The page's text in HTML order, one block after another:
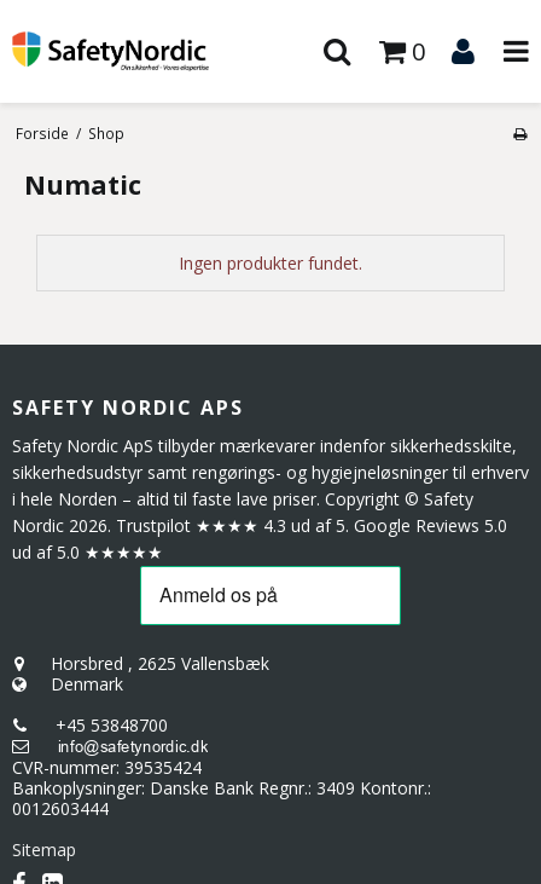
0
Forside / Shop
Numatic
Ingen produkter fundet.
SAFETY NORDIC APS
Safety Nordic ApS tilbyder mærkevarer indenfor sikkerhedsskilte,
sikkerhedsudstyr samt rengørings- og hygiejneløsninger til erhverv
i hele Norden – altid til faste lave priser. Copyright © Safety
Nordic 2026. Trustpilot ★★★★ 4.3 ud af 5. Google Reviews 5.0
ud af 5.0 ★★★★★
Horsbred , 2625 Vallensbæk
Denmark
+45 53848700
CVR-nummer: 39535424
Bankoplysninger: Danske Bank Regnr.: 3409 Kontonr.:
0012603444
Sitemap